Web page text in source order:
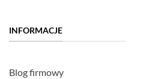
INFORMACJE
Blog firmowy